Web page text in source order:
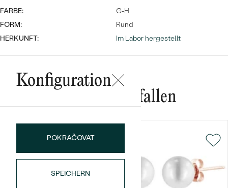
Bestseller
FARBE:
G-H
FORM:
Rund
HERKUNFT:
Im Labor hergestellt
Konfiguration
POKRAČOVAT
SPEICHERN
Das könnte Ihnen gefallen